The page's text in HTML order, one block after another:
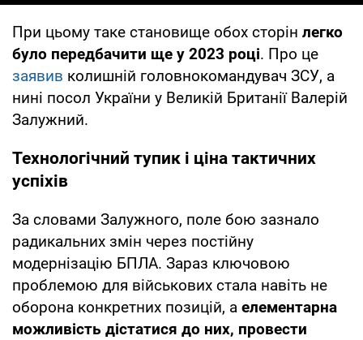
При цьому таке становище обох сторін легко
було передбачити ще у 2023 році. Про це
заявив колишній головнокомандувач ЗСУ, а
нині посол України у Великій Британії Валерій
Залужний.
Технологічний тупик і ціна тактичних
успіхів
За словами Залужного, поле бою зазнало
радикальних змін через постійну
модернізацію БПЛА. Зараз ключовою
проблемою для військових стала навіть не
оборона конкретних позицій, а елементарна
можливість дістатися до них, провести